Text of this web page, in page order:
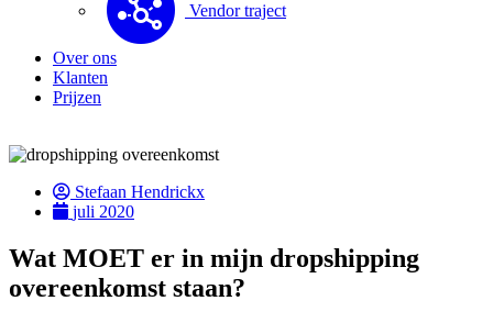
Vendor traject
Over ons
Klanten
Prijzen
Stefaan Hendrickx
juli 2020
Wat MOET er in mijn dropshipping
overeenkomst staan?